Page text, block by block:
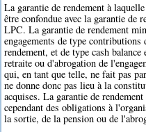
La garantie de rendement à
être confondue avec la garantie de
LPC. La garantie de rendement
engagements de type contributions
rendement, et de type cash
retraite ou d'abrogation de
qui, en tant que telle, ne fait pas
ne donne donc pas lieu à la
acquises. La garantie de
cependant des obligations à
la sortie, de la pension ou de